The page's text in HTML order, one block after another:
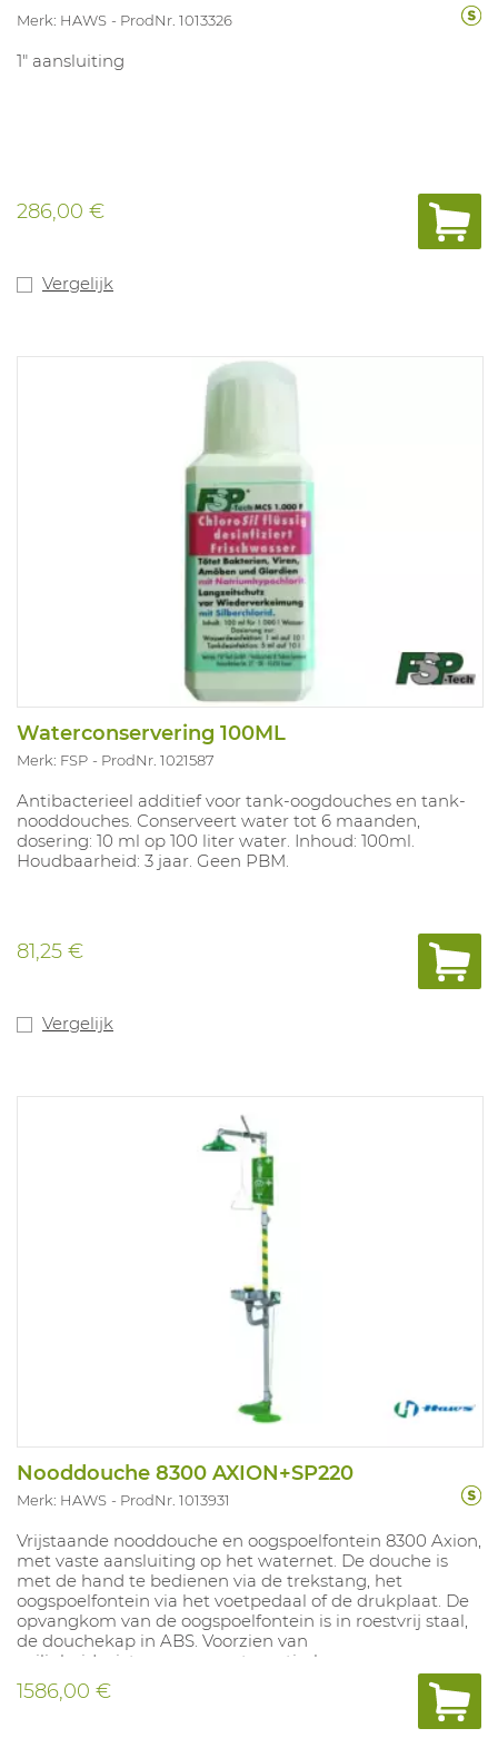
Merk: HAWS ProdNr. 1013326
1" aansluiting
286,00 €
Vergelijk
Waterconservering 100ML
Merk: FSP ProdNr. 1021587
Antibacterieel additief voor tank-oogdouches en tank-
nooddouches. Conserveert water tot 6 maanden,
dosering: 10 ml op 100 liter water. Inhoud: 100ml.
Houdbaarheid: 3 jaar. Geen PBM.
81,25 €
Vergelijk
Nooddouche 8300 AXION+SP220
Merk: HAWS ProdNr. 1013931
Vrijstaande nooddouche en oogspoelfontein 8300 Axion,
met vaste aansluiting op het waternet. De douche is
met de hand te bedienen via de trekstang, het
oogspoelfontein via het voetpedaal of de drukplaat. De
opvangkom van de oogspoelfontein is in roestvrij staal,
de douchekap in ABS. Voorzien van
veiligheidspictogram en automatische
waterdrukcontrole op het oogspoelfontein. Hoogte
nooddouche: 211 cm. Hoogte oogspoelfontein: 107 cm.
1586,00 €